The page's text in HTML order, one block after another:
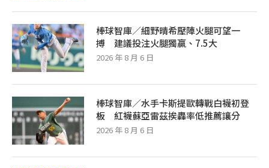
棒球智庫／細野晴希壓陣火腿可望一
搏 建議投注火腿獨贏、7.5大
2026 年 8 月 6 日
棒球智庫／水手卡斯提歐轉戰白襪初登
板 紅襪蘇亞雷茲挨轟率低推薦讓分
2026 年 8 月 6 日